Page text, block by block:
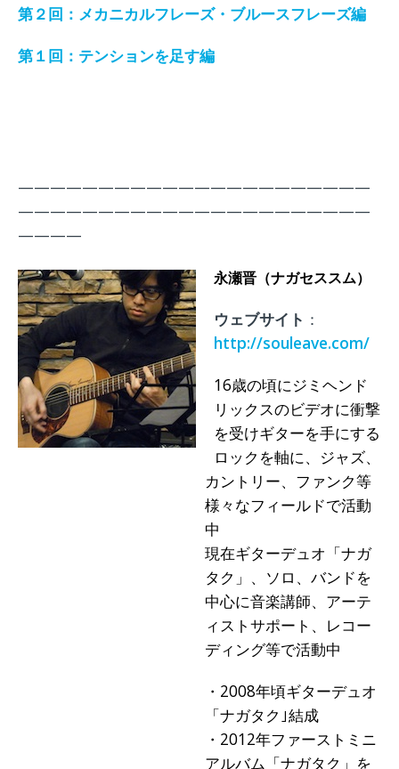
第２回：メカニカルフレーズ・ブルースフレーズ編
第１回：テンションを足す編
——————————————————————
——————————————————————
————
永瀬晋（ナガセススム）
ウェブサイト ：
http://souleave.com/
16歳の頃にジミヘンド
リックスのビデオに衝撃
を受けギターを手にする
ロックを軸に、ジャズ、
カントリー、ファンク等
様々なフィールドで活動
中
現在ギターデュオ「ナガ
タク」、ソロ、バンドを
中心に音楽講師、アーテ
ィストサポート、レコー
ディング等で活動中
・2008年頃ギターデュオ
「ナガタク｣結成
・2012年ファーストミニ
アルバム「ナガタク」を